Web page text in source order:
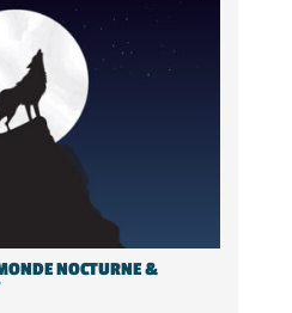
NOCTURNE &